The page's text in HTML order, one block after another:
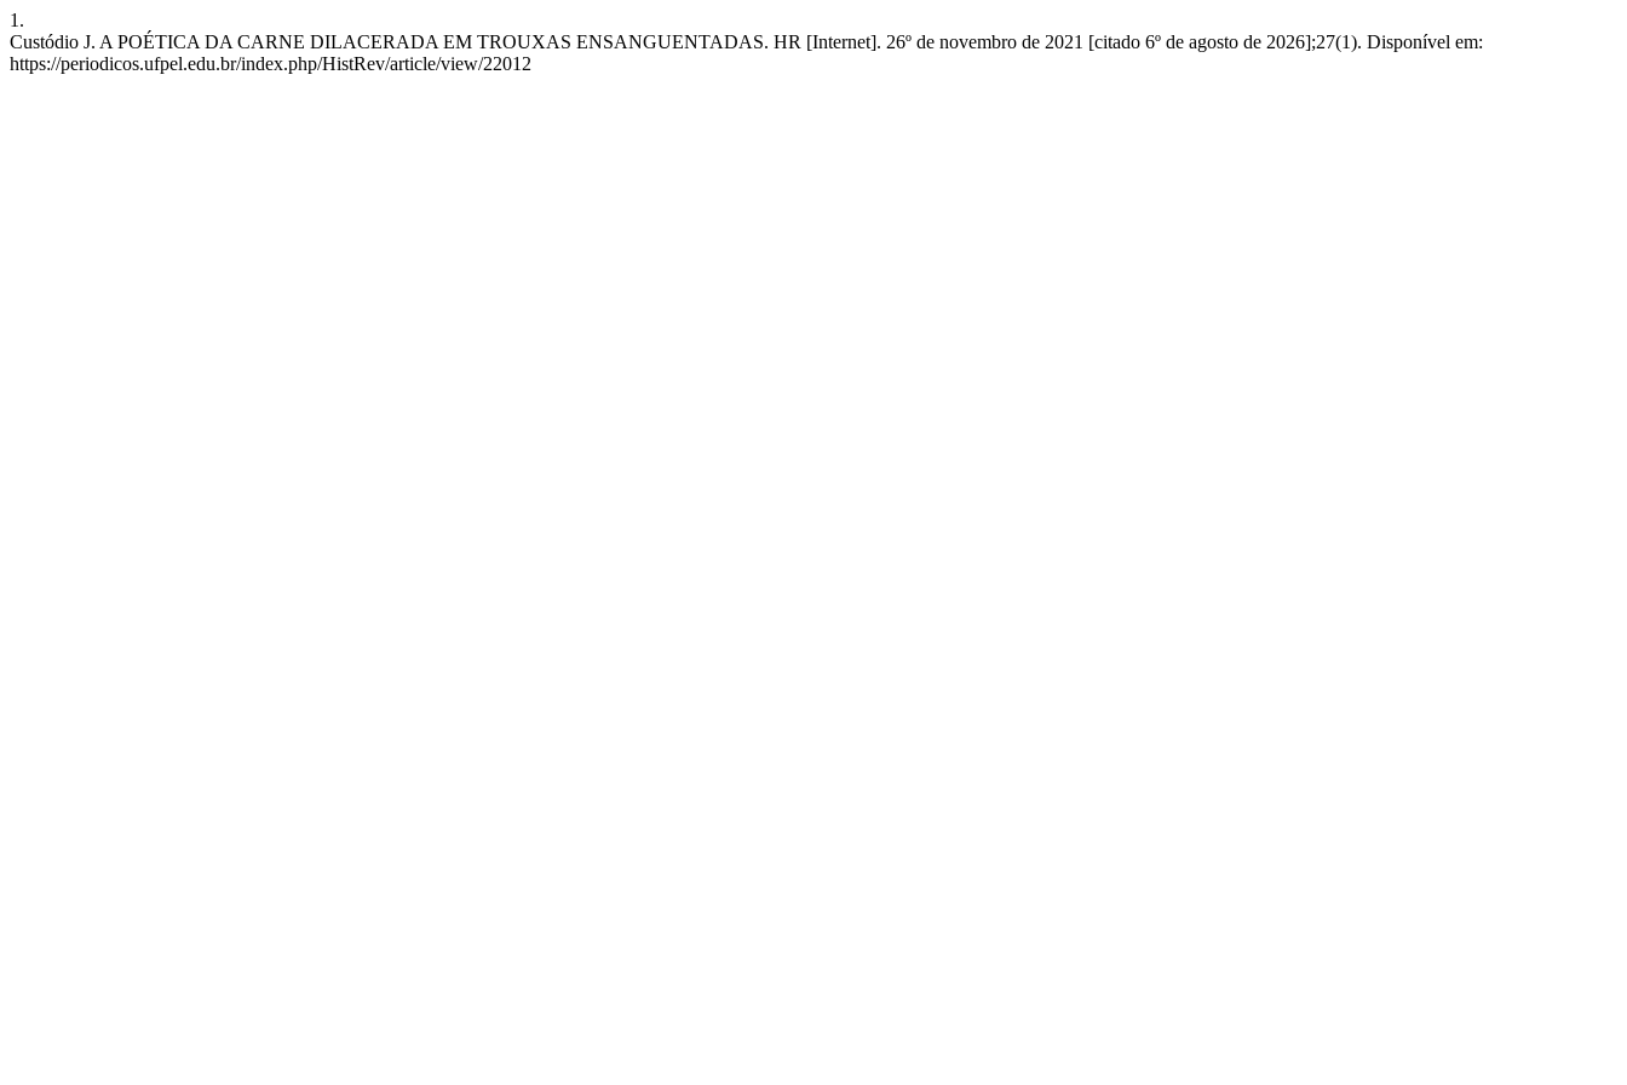
1.
Custódio J. A POÉTICA DA CARNE DILACERADA EM TROUXAS ENSANGUENTADAS. HR [Internet]. 26º de novembro de 2021 [citado 6º de agosto de 2026];27(1). Disponível em:
https://periodicos.ufpel.edu.br/index.php/HistRev/article/view/22012